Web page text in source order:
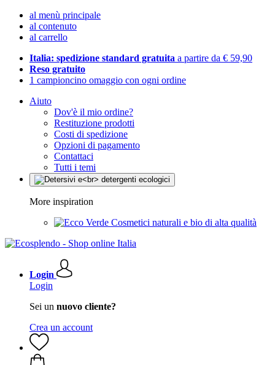
al menù principale
al contenuto
al carrello
Italia: spedizione standard gratuita a partire da € 59,90
Reso gratuito
1 campioncino omaggio con ogni ordine
Aiuto
Dov'è il mio ordine?
Restituzione prodotti
Costi di spedizione
Opzioni di pagamento
Contattaci
Tutti i temi
More inspiration
Cosmetici naturali e bio di alta qualità
Login
Login
Sei un nuovo cliente?
Crea un account